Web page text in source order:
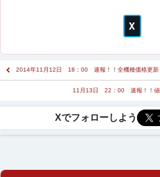
2014年11月12日 18：00 速報！！全機種価格更新
11月13日 22：00 速報！！値